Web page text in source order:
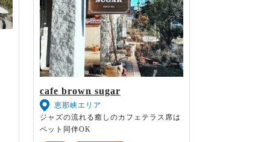
cafe brown sugar
恵那峡エリア
ジャズの流れる癒しのカフェテラス席は
ペット同伴OK